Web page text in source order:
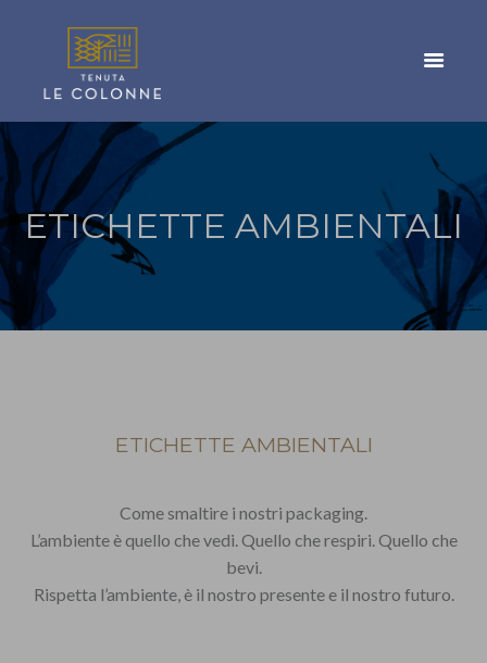
ETICHETTE AMBIENTALI
ETICHETTE AMBIENTALI
Come smaltire i nostri packaging.
L’ambiente è quello che vedi. Quello che respiri. Quello che
bevi.
Rispetta l’ambiente, è il nostro presente e il nostro futuro.